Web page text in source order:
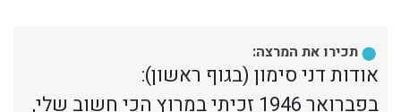
תכירו את המרצה:
אודות דני סימון (בגוף ראשון):
בפברואר 1946 זכיתי במרוץ הכי חשוב שלי,